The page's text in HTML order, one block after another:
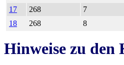
17
268 7
18
268 8
Hinweise zu